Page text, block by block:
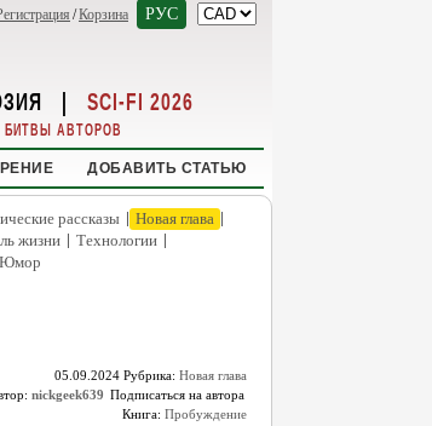
/Корзина РУС
| SCI-FI 2026
БИТВЫ АВТОРОВ
ДОБАВИТЬ СТАТЬЮ
рассказы | Новая глава |
жизни | Технологии |
Юмор
05.09.2024 Рубрика: Новая глава
nickgeek639
Книга: Пробуждение